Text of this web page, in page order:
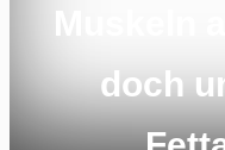
Muskeln
doch